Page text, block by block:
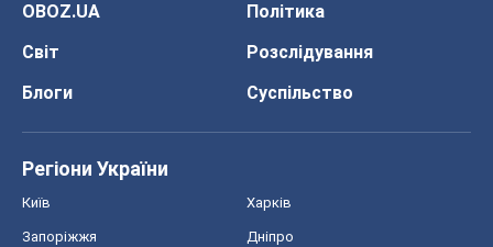
OBOZ.UA
Політика
Світ
Розслідування
Блоги
Суспільство
Регіони України
Київ Харків
Запоріжжя Дніпро